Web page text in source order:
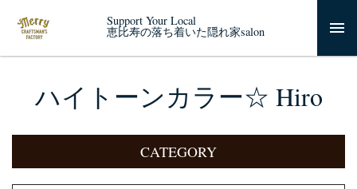
Support Your Local
恵比寿の落ち着いた隠れ家salon
ハイトーンカラー☆ Hiro
CATEGORY